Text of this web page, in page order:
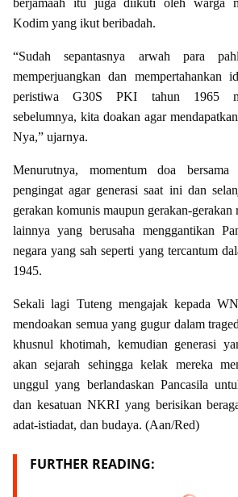
Kodim yang ikut beribadah.
“Sudah sepantasnya arwah para
memperjuangkan dan mempertahankan
peristiwa G30S PKI tahun 1965
sebelumnya, kita doakan agar
Nya,” ujarnya.
Menurutnya, momentum doa
pengingat agar generasi saat ini dan
gerakan komunis maupun gerakan-
lainnya yang berusaha menggantikan
negara yang sah seperti yang tercantum
1945.
Sekali lagi Tuteng mengajak kepada
mendoakan semua yang gugur dalam
khusnul khotimah, kemudian generasi
akan sejarah sehingga kelak mereka
unggul yang berlandaskan Pancasila
dan kesatuan NKRI yang berisikan
adat-istiadat, dan budaya. (Aan/Red)
FURTHER READING: